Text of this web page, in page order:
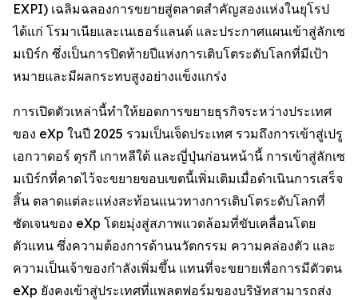
EXPI) เฉลิมฉลองการขยายสู่ตลาดสำคัญสองแห่งในยุโรป
ได้แก่ โรมาเนียและเนเธอร์แลนด์ และประกาศแผนเข้าสู่ลักเซ
มเบิร์ก ซึ่งเป็นการปิดท้ายปีแห่งการเติบโตระดับโลกที่มีเป้า
หมายและมีผลกระทบสูงอย่างแข็งแกร่ง
การเปิดตัวเหล่านี้ทำให้ยอดการขยายธุรกิจระหว่างประเทศ
ของ eXp ในปี 2025 รวมเป็นเจ็ดประเทศ รวมถึงการเข้าสู่เปรู
เอกวาดอร์ ตุรกี เกาหลีใต้ และญี่ปุ่นก่อนหน้านี้ การเข้าสู่ลักเซ
มเบิร์กที่คาดไว้จะขยายขอบเขตนี้เพิ่มเติมเมื่อดำเนินการเสร็จ
สิ้น ตลาดแต่ละแห่งสะท้อนแนวทางการเติบโตระดับโลกที่
ชัดเจนของ eXp โดยมุ่งสู่สภาพแวดล้อมที่ขับเคลื่อนโดย
ตัวแทน ซึ่งความต้องการด้านนวัตกรรม ความคล่องตัว และ
ความเป็นเจ้าของกำลังเพิ่มขึ้น แทนที่จะขยายเพื่อการมีตัวตน
eXp ยังคงเข้าสู่ประเทศที่แพลตฟอร์มของบริษัทสามารถส่ง